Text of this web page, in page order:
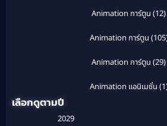
Animation การ์ตูน (12)
Animation การ์ตูน
Animation การ์ตูน (29)
Animation แอนิเมชั่น
เลือกดูตามปี
2029